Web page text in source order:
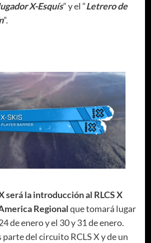
X-Esquís” y el “Letrero de
”.
será la introducción al RLCS X
Regionalque tomará lugar
de enero y el 30 y 31 de enero.
parte del circuito RCLS X y de un